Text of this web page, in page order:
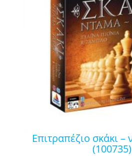
επιτραπέζιο σκάκι – ντάμα – τάβλι
(100735)